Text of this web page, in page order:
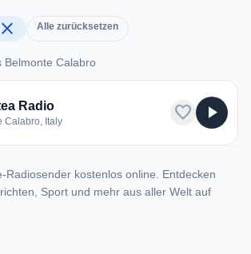
close Alle zurücksetzen
Belmonte Calabro
Belmonte Calabro
Radio
Calabro, Italy favorite play_arrow
Radiosender kostenlos online. Entdecken
Sport und mehr aus aller Welt auf